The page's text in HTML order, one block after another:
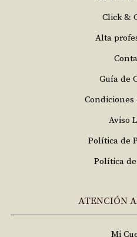
Click &
Alta
Guía de
Condiciones
Aviso
Política de
Política
ATENCIÓN
Mi